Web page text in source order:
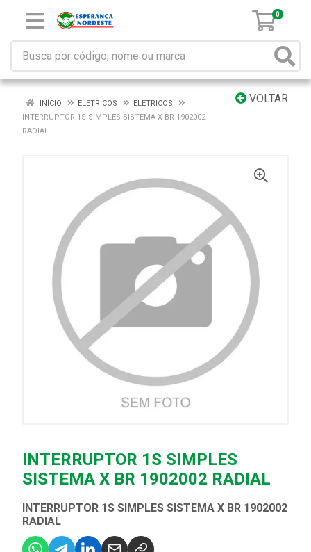
0
VOLTAR
INÍCIO ELETRICOS
ELETRICOS
INTERRUPTOR 1S SIMPLES SISTEMA X BR 1902002
RADIAL
INTERRUPTOR 1S SIMPLES
SISTEMA X BR 1902002 RADIAL
INTERRUPTOR 1S SIMPLES SISTEMA X BR 1902002
RADIAL